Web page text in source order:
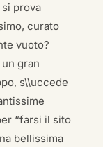
prova
curato
vuoto?
gran
s\\uccede
“farsi il sito
bellissima